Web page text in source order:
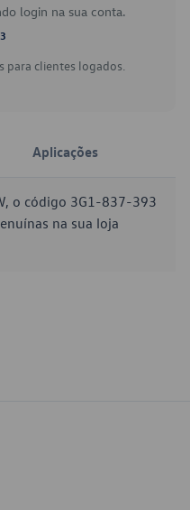
login na sua conta.
para clientes logados.
Aplicações
o código 3G1-837-393
na sua loja